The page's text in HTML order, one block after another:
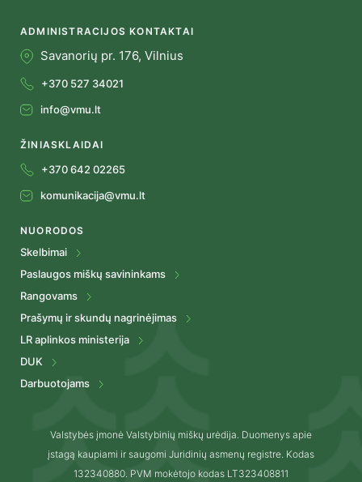
ADMINISTRACIJOS KONTAKTAI
Savanorių pr. 176, Vilnius
+370 527 34021
info@vmu.lt
ŽINIASKLAIDAI
+370 642 02265
komunikacija@vmu.lt
NUORODOS
Skelbimai
Paslaugos miškų savininkams
Rangovams
Prašymų ir skundų nagrinėjimas
LR aplinkos ministerija
DUK
Darbuotojams
Valstybės įmonė Valstybinių miškų urėdija. Duomenys apie
įstagą kaupiami ir saugomi Juridinių asmenų registre. Kodas
132340880. PVM mokėtojo kodas LT323408811